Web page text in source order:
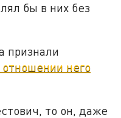
бы в них без
признали
отношении него
то он, даже